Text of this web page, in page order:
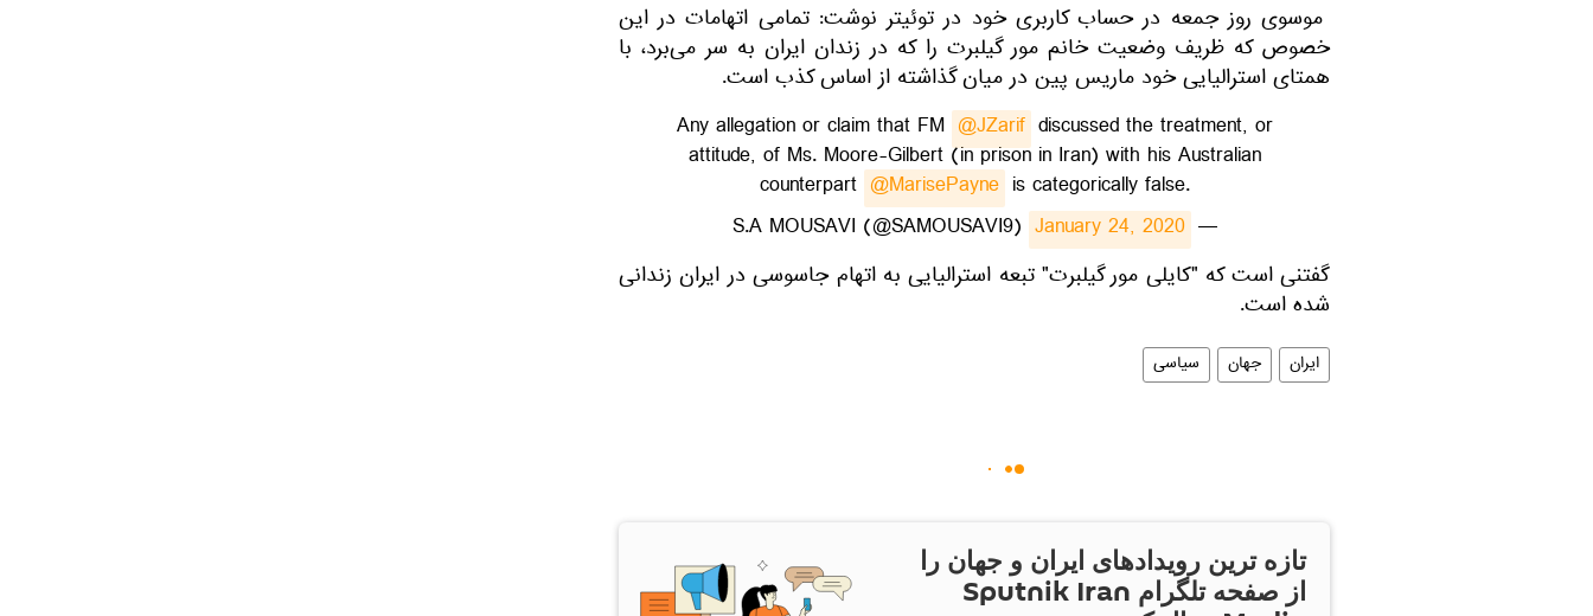
موسوی روز جمعه در حساب کاربری خود در توئیتر نوشت: تمامی اتهامات در این
خصوص که ظریف وضعیت خانم مور گیلبرت را که در زندان ایران به سر می‌برد، با
همتای استرالیایی خود ماریس پین در میان گذاشته از اساس کذب است.
Any allegation or claim that FM @JZarif discussed the treatment, or
attitude, of Ms. Moore-Gilbert (in prison in Iran) with his Australian
counterpart @MarisePayne is categorically false.
— S.A MOUSAVI (@SAMOUSAVI9)
January 24, 2020
​گفتنی است که "کایلی مور گیلبرت" تبعه استرالیایی به اتهام جاسوسی در ایران زندانی
شده است.
ایران جهان سیاسی
تازه ترین رویدادهای ایران و جهان را
از صفحه تلگرام Sputnik Iran